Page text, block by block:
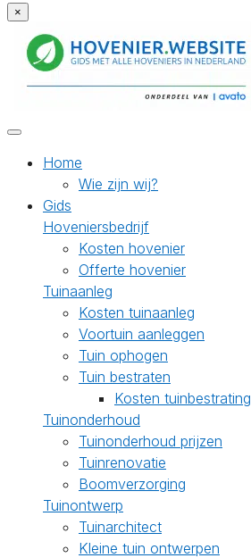
×
Home
Wie zijn wij?
Gids
Hoveniersbedrijf
Kosten hovenier
Offerte hovenier
Tuinaanleg
Kosten tuinaanleg
Voortuin aanleggen
Tuin ophogen
Tuin bestraten
Kosten tuinbestrating
Tuinonderhoud
Tuinonderhoud prijzen
Tuinrenovatie
Boomverzorging
Tuinontwerp
Tuinarchitect
Kleine tuin ontwerpen